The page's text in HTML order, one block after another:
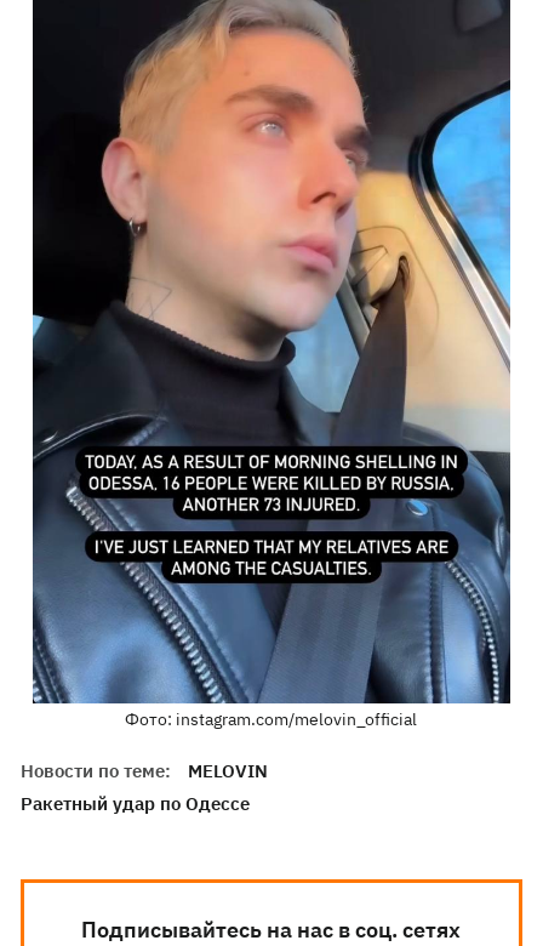
Фото: instagram.com/melovin_official
Новости по теме:
MELOVIN
Ракетный удар по Одессе
Подписывайтесь на нас в соц. сетях